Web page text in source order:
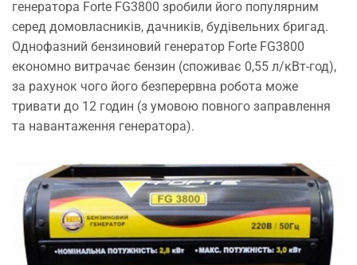
генератора Forte FG3800 зробили його популярним
серед домовласників, дачників, будівельних бригад.
Однофазний бензиновий генератор Forte FG3800
економно витрачає бензин (споживає 0,55 л/кВт-год),
за рахунок чого його безперервна робота може
тривати до 12 годин (з умовою повного заправлення
та навантаження генератора).